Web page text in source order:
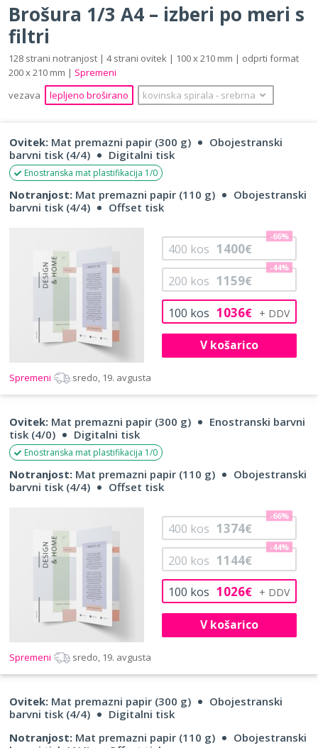
Brošura 1/3 A4 – izberi po meri s
filtri
128 strani notranjost | 4 strani ovitek | 100 x 210 mm | odprti format
200 x 210 mm | Spremeni
vezava
lepljeno broširano kovinska spirala ‐ srebrna
Ovitek: Mat premazni papir (300 g)
Obojestranski
barvni tisk (4/4)
Digitalni tisk
Enostranska mat plastifikacija 1/0
Notranjost: Mat premazni papir (110 g)
Obojestranski
barvni tisk (4/4)
Offset tisk
100 kos 1036€
200 kos 1159€
-44%
400 kos 1400€
-66%
V košarico
Spremeni sredo, 19. avgusta
Ovitek: Mat premazni papir (300 g)
Enostranski barvni
tisk (4/0)
Digitalni tisk
Enostranska mat plastifikacija 1/0
Notranjost: Mat premazni papir (110 g)
Obojestranski
barvni tisk (4/4)
Offset tisk
100 kos 1026€
200 kos 1144€
-44%
400 kos 1374€
-66%
V košarico
Spremeni sredo, 19. avgusta
Ovitek: Mat premazni papir (300 g)
Obojestranski
barvni tisk (4/4)
Digitalni tisk
Notranjost: Mat premazni papir (110 g)
Obojestranski